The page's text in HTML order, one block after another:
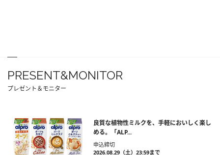
PRESENT&MONITOR
プレゼント＆モニター
良質な植物性ミルクを、手軽においしく楽し
める。「ALP...
申込締切
2026.08.29（土）23:59まで